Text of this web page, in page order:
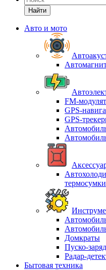
Найти
Авто и мото
FM-
GPS-
GPS-
термосумки
Домкраты
Пуско-
Радар-
Бытовая техника